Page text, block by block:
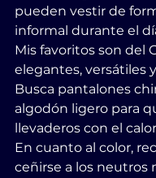
pueden vestir de
informal durante el
Mis favoritos son del
elegantes, versátiles
Busca pantalones
algodón ligero para
llevaderos con el
En cuanto al color,
ceñirse a los neutros